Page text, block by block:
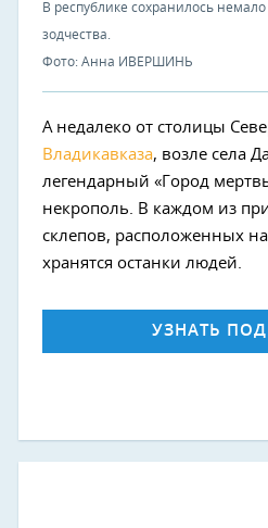
В республике сохранилось
зодчества.
Фото: Анна ИВЕРШИНЬ
А недалеко от столицы
Владикавказа, возле села
легендарный «Город
некрополь. В каждом из
склепов, расположенных
хранятся останки людей.
УЗНАТЬ